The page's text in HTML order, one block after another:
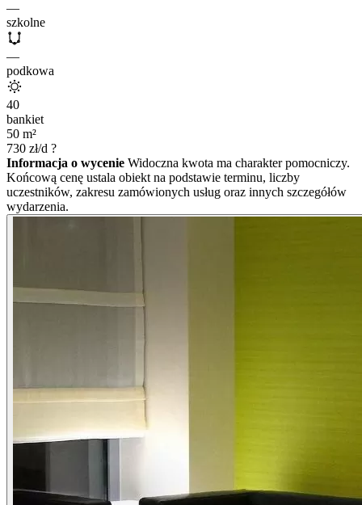
—
szkolne
—
podkowa
40
bankiet
50 m²
730 zł/d ?
Informacja o wycenie Widoczna kwota ma charakter pomocniczy.
Końcową cenę ustala obiekt na podstawie terminu, liczby
uczestników, zakresu zamówionych usług oraz innych szczegółów
wydarzenia.